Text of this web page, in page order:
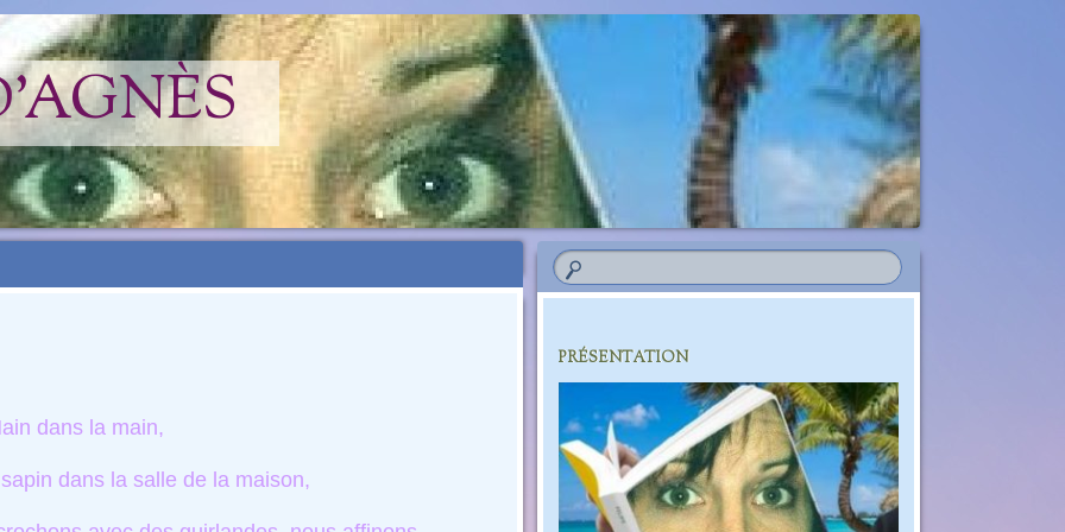
dans la main,
dans la salle de la maison,
PRÉSENTATION